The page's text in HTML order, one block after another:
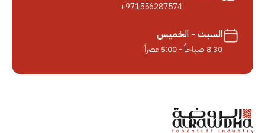
+971556287574
السبت - الخميس
8:30 صباحاً - 5:00 عصراً